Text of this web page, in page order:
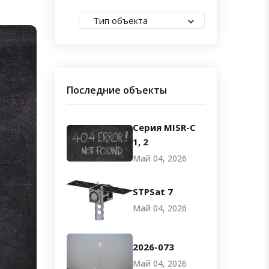
Тип объекта
Последние объекты
Серия MISR-C
1, 2
Май 04, 2026
STPSat 7
Май 04, 2026
2026-073
Май 04, 2026